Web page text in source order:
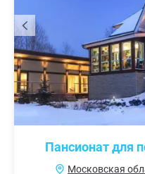
Пансионат для
Московская